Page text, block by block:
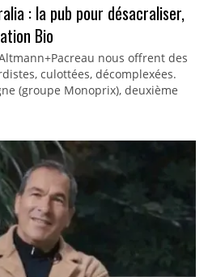
: la pub pour désacraliser,
Bio
nous offrent des
culottées, décomplexées.
(groupe Monoprix), deuxième